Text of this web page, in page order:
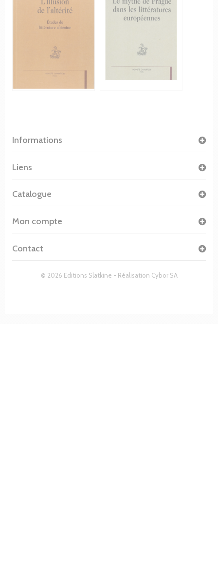
Informations
© 2026 Editions Slatkine - Réalisation Cybor SA
Liens
Catalogue
Mon compte
Contact